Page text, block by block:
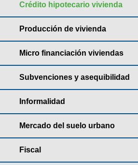
Crédito hipotecario vivienda
Producción de vivienda
Micro financiación viviendas
Subvenciones y asequibilidad
Informalidad
Mercado del suelo urbano
Fiscal